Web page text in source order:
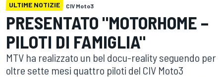
ULTIME NOTIZIE CIV Moto3
PRESENTATO "MOTORHOME –
PILOTI DI FAMIGLIA"
MTV ha realizzato un bel docu-reality seguendo per
oltre sette mesi quattro piloti del CIV Moto3